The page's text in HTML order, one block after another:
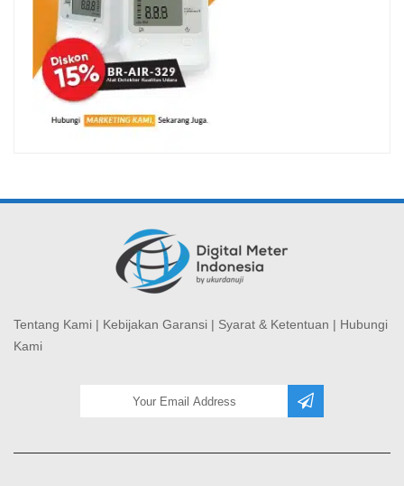
Tentang Kami | Kebijakan Garansi | Syarat & Ketentuan | Hubungi
Kami